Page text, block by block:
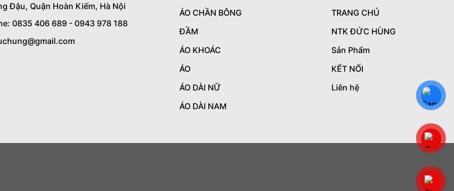
Đậu, Quận Hoàn Kiếm, Hà Nội
0835 406 689 - 0943 978 188
ÁO CHẦN BÔNG
ĐẦM
ÁO KHOÁC
ÁO
ÁO DÀI NỮ
ÁO DÀI NAM
TRANG CHỦ
NTK ĐỨC HÙNG
Sản Phẩm
KẾT NỐI
Liên hệ